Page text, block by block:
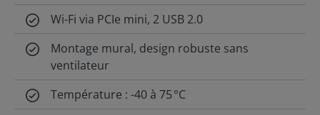
Wi-Fi via PCIe mini, 2 USB 2.0
Montage mural, design robuste sans
ventilateur
Température : -40 à 75 °C